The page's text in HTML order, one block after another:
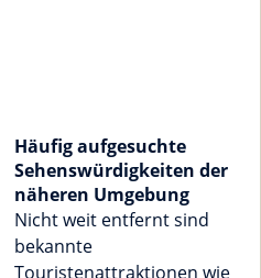
Häufig aufgesuchte
Sehenswürdigkeiten der
näheren Umgebung
Nicht weit entfernt sind
bekannte
Touristenattraktionen wie